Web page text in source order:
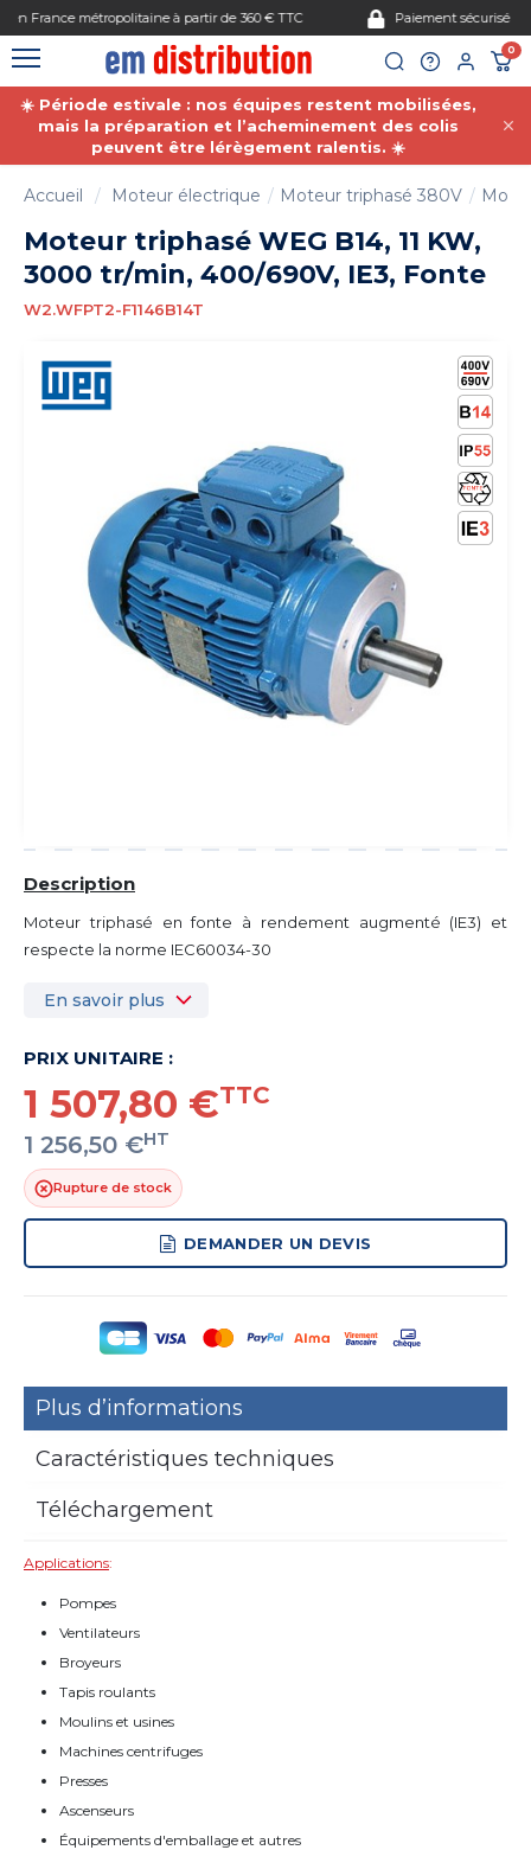
Paiement sécurisé
0
☀️ Période estivale : nos équipes restent mobilisées,
mais la préparation et l’acheminement des colis
peuvent être lérègement ralentis. ☀️
Accueil Moteur électrique Moteur triphasé 380V
Moteur triphasé WEG B14, 11 KW,
3000 tr/min, 400/690V, IE3, Fonte
W2.WFPT2-F1146B14T
Description
Moteur triphasé en fonte à rendement augmenté (IE3) et
respecte la norme IEC60034-30
En savoir plus
PRIX UNITAIRE :
1 507,80 €TTC
1 256,50 €HT
Rupture de stock
DEMANDER UN DEVIS
Plus d’informations
Caractéristiques techniques
Téléchargement
Applications:
Pompes
Ventilateurs
Broyeurs
Tapis roulants
Moulins et usines
Machines centrifuges
Presses
Ascenseurs
Équipements d'emballage et autres
Gestion des cookies